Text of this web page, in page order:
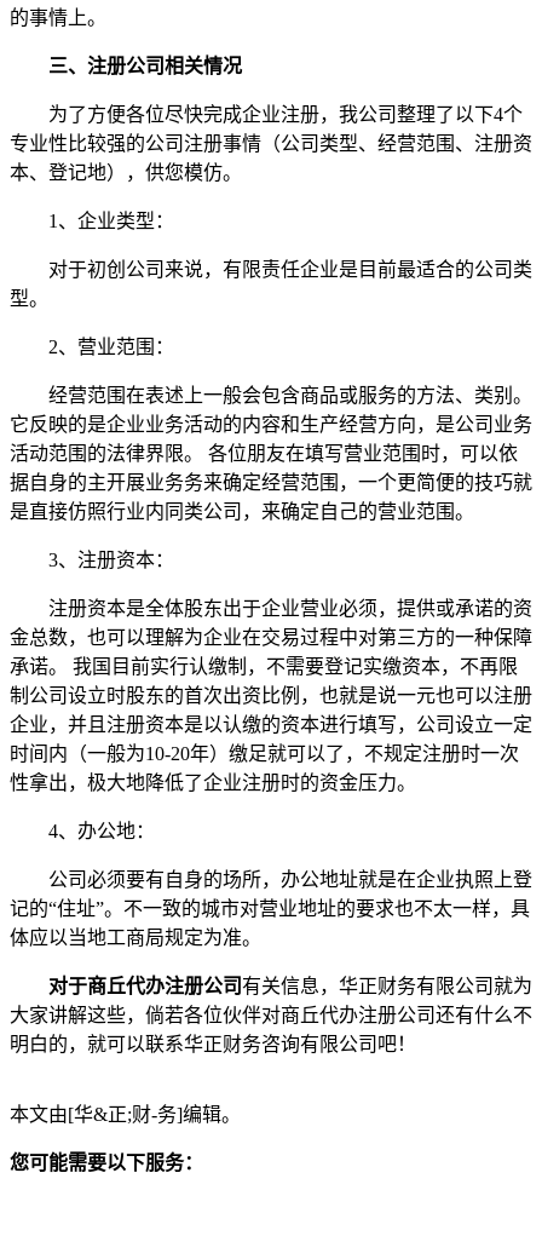
的事情上。
三、注册公司相关情况
为了方便各位尽快完成企业注册，我公司整理了以下4个
专业性比较强的公司注册事情（公司类型、经营范围、注册资
本、登记地），供您模仿。
1、企业类型：
对于初创公司来说，有限责任企业是目前最适合的公司类
型。
2、营业范围：
经营范围在表述上一般会包含商品或服务的方法、类别。
它反映的是企业业务活动的内容和生产经营方向，是公司业务
活动范围的法律界限。 各位朋友在填写营业范围时，可以依
据自身的主开展业务务来确定经营范围，一个更简便的技巧就
是直接仿照行业内同类公司，来确定自己的营业范围。
3、注册资本：
注册资本是全体股东出于企业营业必须，提供或承诺的资
金总数，也可以理解为企业在交易过程中对第三方的一种保障
承诺。 我国目前实行认缴制，不需要登记实缴资本，不再限
制公司设立时股东的首次出资比例，也就是说一元也可以注册
企业，并且注册资本是以认缴的资本进行填写，公司设立一定
时间内（一般为10-20年）缴足就可以了，不规定注册时一次
性拿出，极大地降低了企业注册时的资金压力。
4、办公地：
公司必须要有自身的场所，办公地址就是在企业执照上登
记的“住址”。不一致的城市对营业地址的要求也不太一样，具
体应以当地工商局规定为准。
对于商丘代办注册公司有关信息，华正财务有限公司就为
大家讲解这些，倘若各位伙伴对商丘代办注册公司还有什么不
明白的，就可以联系华正财务咨询有限公司吧！
本文由[华&正;财-务]编辑。
您可能需要以下服务：